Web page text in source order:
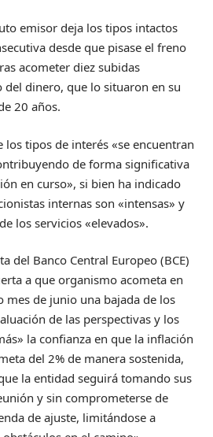
emisor deja los tipos intactos
desde que pisase el freno
acometer diez subidas
del dinero, que lo situaron en su
20 años.
los tipos de interés «se encuentran
de forma significativa
en curso», si bien ha indicado
internas son «intensas» y
los servicios «elevados».
del Banco Central Europeo (BCE)
a que organismo acometa en
de junio una bajada de los
de las perspectivas y los
la confianza en que la inflación
del 2% de manera sostenida,
la entidad seguirá tomando sus
y sin comprometerse de
de ajuste, limitándose a